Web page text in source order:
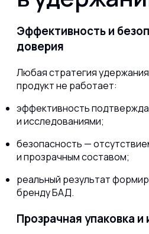
Эффективность и
доверия
Любая стратегия
продукт не работает:
эффективность
и исследованиями;
безопасность —
и прозрачным составом;
реальный результат
бренду БАД.
Прозрачная упаковка и